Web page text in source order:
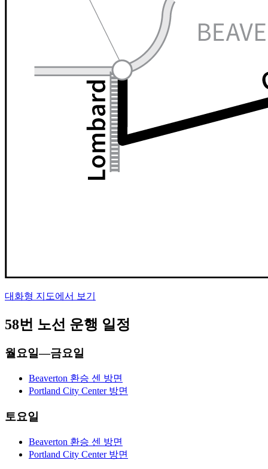
대화형 지도에서 보기
58번 노선 운행 일정
월요일—금요일
Beaverton 환승 센 방면
Portland City Center 방면
토요일
Beaverton 환승 센 방면
Portland City Center 방면